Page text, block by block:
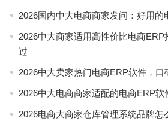
2026国内中大电商商家发问：好用的
2026中大商家适用高性价比电商
过
2026中大卖家热门电商ERP软件，
2026中大电商商家适配的电商ERP
2026电商大商家仓库管理系统品牌怎